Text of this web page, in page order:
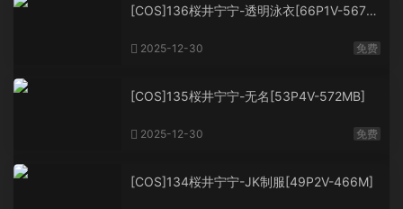
[COS]136桜井宁宁-透明泳衣[66P1V-567M
2025-12-30 免费
[COS]135桜井宁宁-无名[53P4V-572MB]
2025-12-30 免费
[COS]134桜井宁宁-JK制服[49P2V-466M]